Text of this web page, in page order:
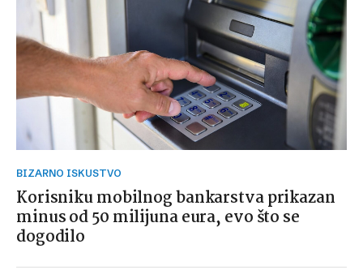
BIZARNO ISKUSTVO
Korisniku mobilnog bankarstva prikazan
minus od 50 milijuna eura, evo što se
dogodilo